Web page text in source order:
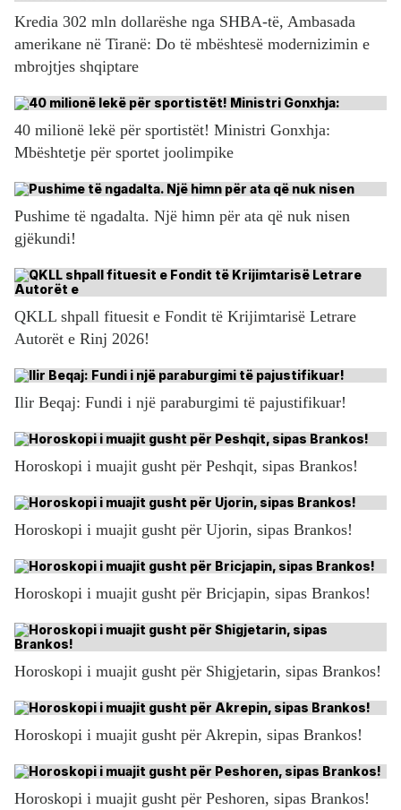
Kredia 302 mln dollarëshe nga SHBA-të, Ambasada
amerikane në Tiranë: Do të mbështesë modernizimin e
mbrojtjes shqiptare
40 milionë lekë për sportistët! Ministri Gonxhja:
Mbështetje për sportet joolimpike
Pushime të ngadalta. Një himn për ata që nuk nisen
gjëkundi!
QKLL shpall fituesit e Fondit të Krijimtarisë Letrare
Autorët e Rinj 2026!
Ilir Beqaj: Fundi i një paraburgimi të pajustifikuar!
Horoskopi i muajit gusht për Peshqit, sipas Brankos!
Horoskopi i muajit gusht për Ujorin, sipas Brankos!
Horoskopi i muajit gusht për Bricjapin, sipas Brankos!
Horoskopi i muajit gusht për Shigjetarin, sipas Brankos!
Horoskopi i muajit gusht për Akrepin, sipas Brankos!
Horoskopi i muajit gusht për Peshoren, sipas Brankos!